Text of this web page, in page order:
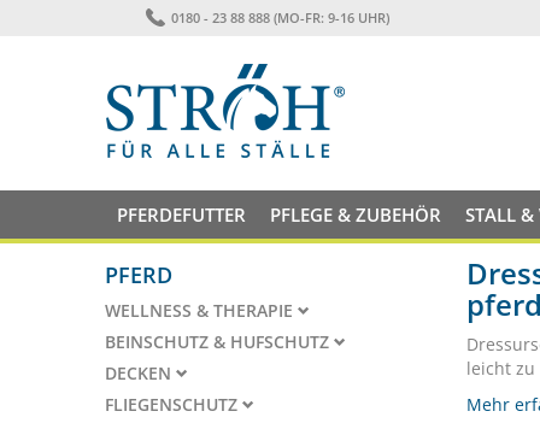
0180 - 23 88 888 (MO-FR: 9-16 UHR)
PFERDEFUTTER PFLEGE & ZUBEHÖR STALL &
leicht
Mehr
PFERD
WELLNESS & THERAPIE
BEINSCHUTZ & HUFSCHUTZ
DECKEN
FLIEGENSCHUTZ